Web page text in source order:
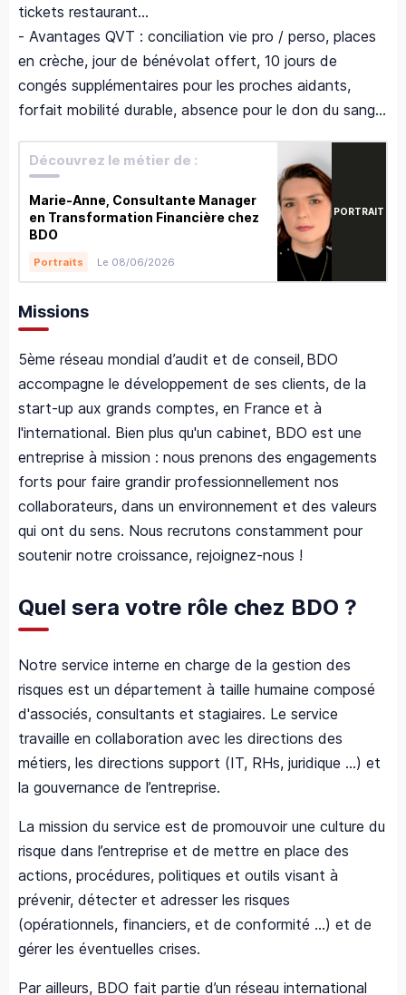
tickets restaurant…
- Avantages QVT : conciliation vie pro / perso, places
en crèche, jour de bénévolat offert, 10 jours de
congés supplémentaires pour les proches aidants,
forfait mobilité durable, absence pour le don du sang...
Découvrez le métier de :
Marie-Anne, Consultante Manager
en Transformation Financière chez
BDO
Portraits Le 08/06/2026
PORTRAIT
Missions
5ème réseau mondial d’audit et de conseil, BDO
accompagne le développement de ses clients, de la
start-up aux grands comptes, en France et à
l'international. Bien plus qu'un cabinet, BDO est une
entreprise à mission : nous prenons des engagements
forts pour faire grandir professionnellement nos
collaborateurs, dans un environnement et des valeurs
qui ont du sens. Nous recrutons constamment pour
soutenir notre croissance, rejoignez-nous !
Quel sera votre rôle chez BDO ?
Notre service interne en charge de la gestion des
risques est un département à taille humaine composé
d'associés, consultants et stagiaires. Le service
travaille en collaboration avec les directions des
métiers, les directions support (IT, RHs, juridique …) et
la gouvernance de l’entreprise.
La mission du service est de promouvoir une culture du
risque dans l’entreprise et de mettre en place des
actions, procédures, politiques et outils visant à
prévenir, détecter et adresser les risques
(opérationnels, financiers, et de conformité …) et de
gérer les éventuelles crises.
Par ailleurs, BDO fait partie d’un réseau international